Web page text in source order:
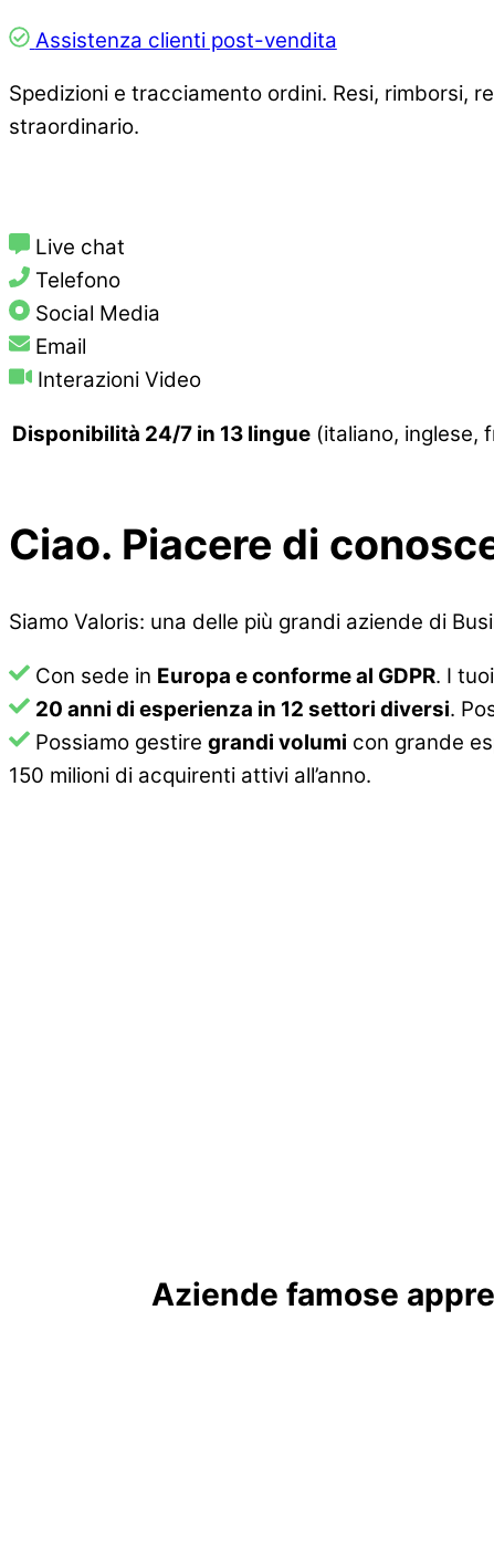
Assistenza clienti post-vendita
Spedizioni e tracciamento ordini. Resi, rimborsi,
straordinario.
Live chat
Telefono
Social Media
Email
Interazioni Video
Disponibilità 24/7 in 13 lingue (italiano, inglese,
Ciao. Piacere di
Siamo Valoris: una delle più grandi aziende di
Con sede in Europa e conforme al GDPR. I
20 anni di esperienza in 12 settori diversi.
Possiamo gestire grandi volumi con grande
150 milioni di acquirenti attivi all’anno.
Aziende famose